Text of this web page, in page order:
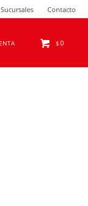
$0
Sucursales Contacto